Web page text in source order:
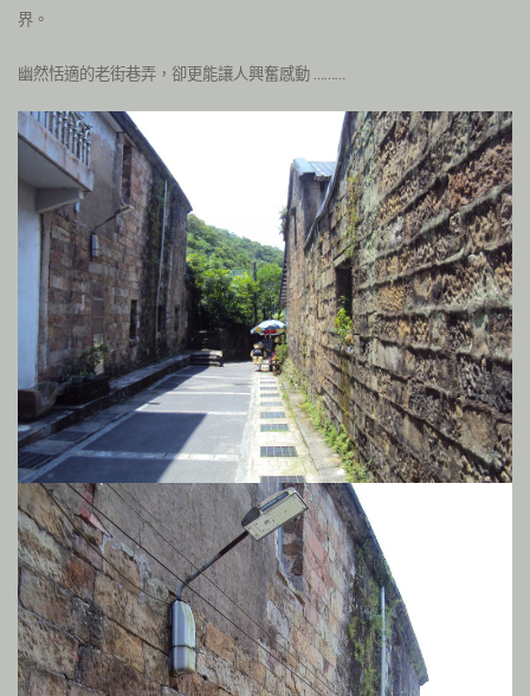
界。
幽然恬適的老街巷弄，卻更能讓人興奮感動 ………